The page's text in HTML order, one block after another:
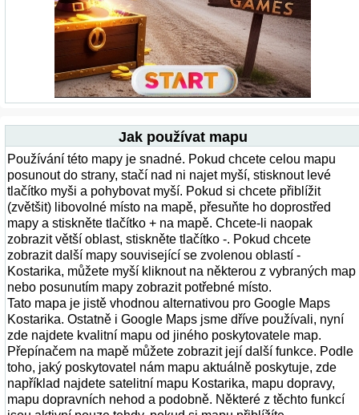
Jak používat mapu
Používání této mapy je snadné. Pokud chcete celou mapu
posunout do strany, stačí nad ni najet myší, stisknout levé
tlačítko myši a pohybovat myší. Pokud si chcete přiblížit
(zvětšit) libovolné místo na mapě, přesuňte ho doprostřed
mapy a stiskněte tlačítko + na mapě. Chcete-li naopak
zobrazit větší oblast, stiskněte tlačítko -. Pokud chcete
zobrazit další mapy související se zvolenou oblastí -
Kostarika, můžete myší kliknout na některou z vybraných map
nebo posunutím mapy zobrazit potřebné místo.
Tato mapa je jistě vhodnou alternativou pro Google Maps
Kostarika. Ostatně i Google Maps jsme dříve používali, nyní
zde najdete kvalitní mapu od jiného poskytovatele map.
Přepínačem na mapě můžete zobrazit její další funkce. Podle
toho, jaký poskytovatel nám mapu aktuálně poskytuje, zde
například najdete satelitní mapu Kostarika, mapu dopravy,
mapu dopravních nehod a podobně. Některé z těchto funkcí